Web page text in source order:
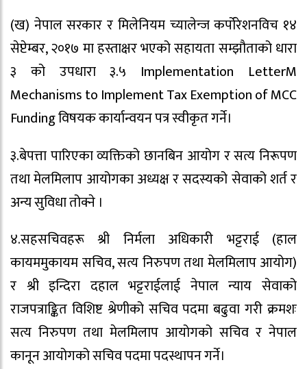
(ख) नेपाल सरकार र मिलेनियम च्यालेन्ज कर्पोरेशनविच १४
सेप्टेम्बर, २०१७ मा हस्ताक्षर भएको सहायता सम्झौताको धारा
३ को उपधारा ३.५ Implementation LetterM
Mechanisms to Implement Tax Exemption of MCC
Funding विषयक कार्यान्वयन पत्र स्वीकृत गर्ने।
३.बेपत्ता पारिएका व्यक्तिको छानबिन आयोग र सत्य निरूपण
तथा मेलमिलाप आयोगका अध्यक्ष र सदस्यको सेवाको शर्त र
अन्य सुविधा तोक्ने ।
४.सहसचिवहरू श्री निर्मला अधिकारी भट्टराई (हाल
कायममुकायम सचिव, सत्य निरुपण तथा मेलमिलाप आयोग)
र श्री इन्दिरा दहाल भट्टराईलाई नेपाल न्याय सेवाको
राजपत्राङ्कित विशिष्ट श्रेणीको सचिव पदमा बढुवा गरी क्रमशः
सत्य निरुपण तथा मेलमिलाप आयोगको सचिव र नेपाल
कानून आयोगको सचिव पदमा पदस्थापन गर्ने।